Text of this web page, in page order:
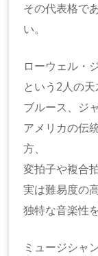
その代表格で
い。
ローウェル・
という2人の天
ブルース、ジ
アメリカの伝
方、
変拍子や複合
実は難易度の
独特な音楽性
ミュージシャ